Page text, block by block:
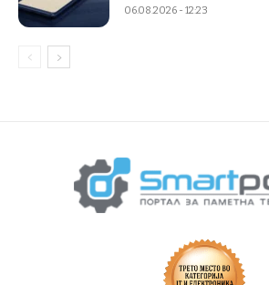
06.08.2026 - 12:23